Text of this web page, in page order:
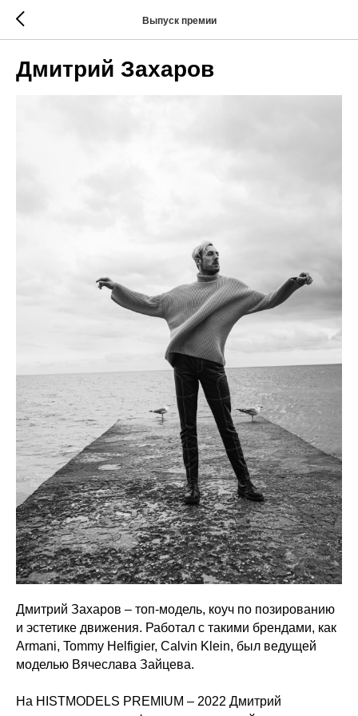
Выпуск премии
Дмитрий Захаров
Дмитрий Захаров – топ-модель, коуч по позированию
и эстетике движения. Работал с такими брендами, как
Armani, Tommy Helfigier, Calvin Klein, был ведущей
моделью Вячеслава Зайцева.
На HISTMODELS PREMIUM – 2022 Дмитрий